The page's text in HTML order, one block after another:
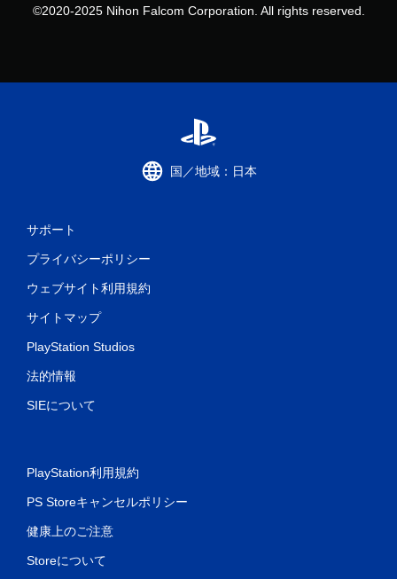
©2020-2025 Nihon Falcom Corporation. All rights reserved.
国／地域：日本
サポート
プライバシーポリシー
ウェブサイト利用規約
サイトマップ
PlayStation Studios
法的情報
SIEについて
PlayStation利用規約
PS Storeキャンセルポリシー
健康上のご注意
Storeについて